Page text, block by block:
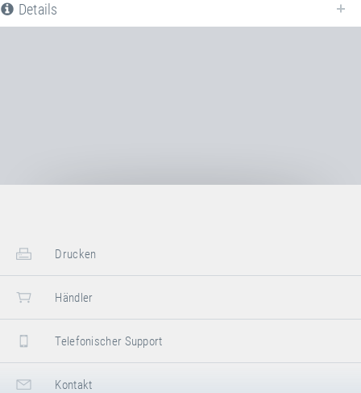
Details
Drucken
Händler
Telefonischer Support
Kontakt